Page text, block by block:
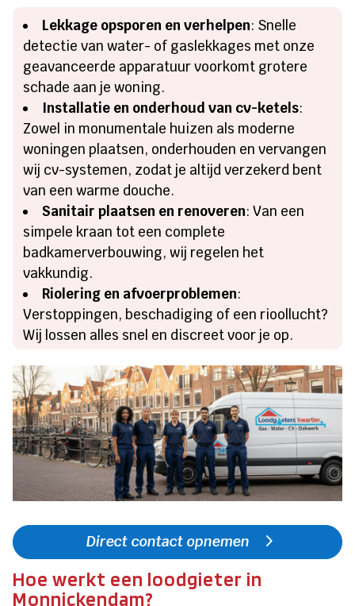
Lekkage opsporen en verhelpen: Snelle
detectie van water- of gaslekkages met onze
geavanceerde apparatuur voorkomt grotere
schade aan je woning.
Installatie en onderhoud van cv-ketels:
Zowel in monumentale huizen als moderne
woningen plaatsen, onderhouden en vervangen
wij cv-systemen, zodat je altijd verzekerd bent
van een warme douche.
Sanitair plaatsen en renoveren: Van een
simpele kraan tot een complete
badkamerverbouwing, wij regelen het
vakkundig.
Riolering en afvoerproblemen:
Verstoppingen, beschadiging of een rioollucht?
Wij lossen alles snel en discreet voor je op.
Direct contact opnemen
Hoe werkt een loodgieter in
Monnickendam?